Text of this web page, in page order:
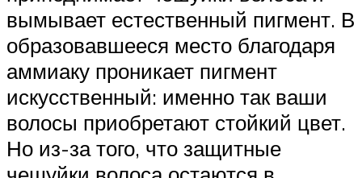
вымывает естественный пигмент. В
образовавшееся место благодаря
аммиаку проникает пигмент
искусственный: именно так ваши
волосы приобретают стойкий цвет.
Но из-за того, что защитные